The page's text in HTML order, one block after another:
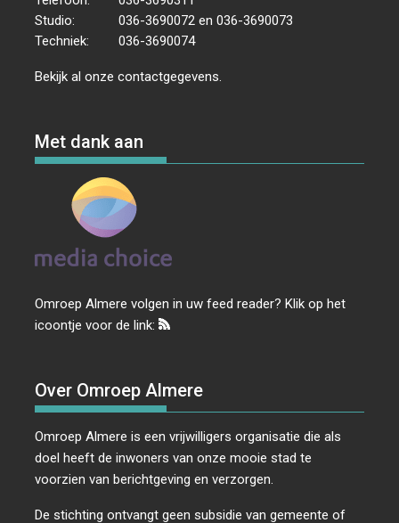
Studio:
036-3690072 en 036-3690073
Techniek:
036-3690074
Bekijk al onzecontactgegevens
Met dank aan
Omroep Almere volgen in uw feed reader? Klik op het
icoontje voor de link:
Over Omroep Almere
Omroep Almere is een vrijwilligers organisatie die als
doel heeft de inwoners van onze mooie stad te
voorzien van berichtgeving en verzorgen.
De stichting ontvangt geen subsidie van gemeente of